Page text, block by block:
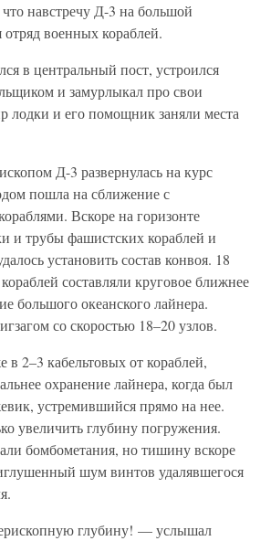
навстречу Д-3 на большой
отряд военных кораблей.
в центральный пост, устроился
и замурлыкал про свои
лодки и его помощник заняли места
Д-3 развернулась на курс
пошла на сближение с
Вскоре на горизонте
и трубы фашистских кораблей и
установить состав конвоя. 18
составляли круговое ближнее
большого океанского лайнера.
со скоростью 18–20 узлов.
в 2–3 кабельтовых от кораблей,
охранение лайнера, когда был
устремившийся прямо на нее.
увеличить глубину погружения.
бомбометания, но тишину вскоре
шум винтов удалявшегося
глубину! — услышал